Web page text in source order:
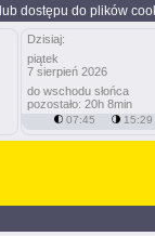
dostępu do plików
Dzisiaj:
piątek
7 sierpień 2026
do wschodu słońca
pozostało: 20h 8min
07:45 15:29